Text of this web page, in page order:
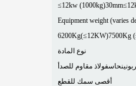
≤12kw (1000kg)30mm
Equipment weight (varies
6200Kg(≤12KW)7500Kg
نوع المادة
نحاسفولاذ مقاوم للصدأ
أقصى سمك للقطع